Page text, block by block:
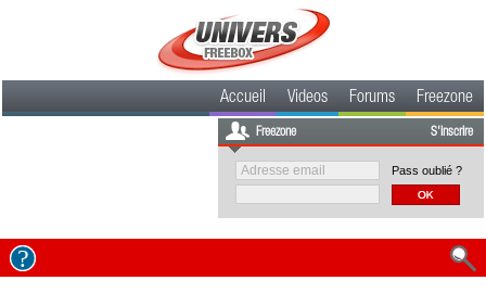
Accueil Videos Forums Freezone
Freezone S'inscrire
Pass oublié ?